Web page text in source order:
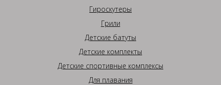
Гироскутеры
Грили
Детские батуты
Детские комплекты
Детские спортивные комплексы
Для плавания